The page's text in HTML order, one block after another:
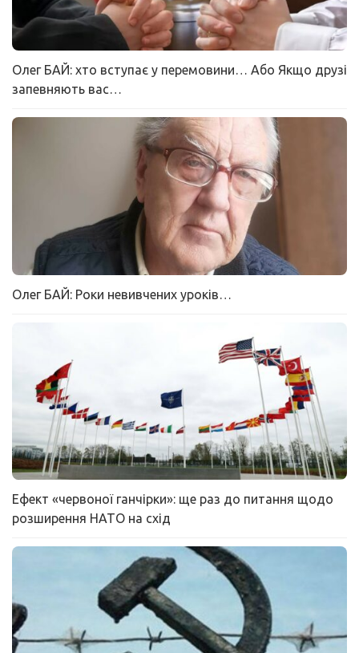
Олег БАЙ: хто вступає у перемовини… Або Якщо друзі
запевняють вас…
Олег БАЙ: Роки невивчених уроків…
Ефект «червоної ганчірки»: ще раз до питання щодо
розширення НАТО на схід